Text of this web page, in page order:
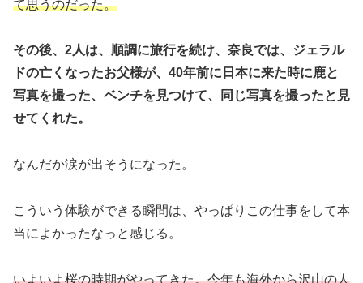
て思うのだった。
その後、2人は、順調に旅行を続け、奈良では、ジェラル
ドの亡くなったお父様が、40年前に日本に来た時に鹿と
写真を撮った、ベンチを見つけて、同じ写真を撮ったと見
せてくれた。
なんだか涙が出そうになった。
こういう体験ができる瞬間は、やっぱりこの仕事をして本
当によかったなっと感じる。
いよいよ桜の時期がやってきた。今年も海外から沢山の人